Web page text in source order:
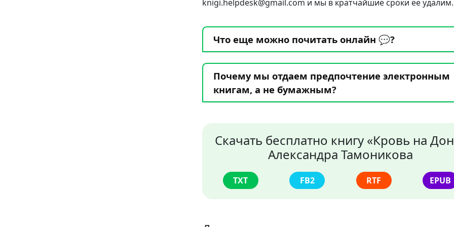
knigi.helpdesk@gmail.com и мы в кратчайшие сроки ее удалим.
Что еще можно почитать онлайн 💬?
Почему мы отдаем предпочтение электронным
книгам, а не бумажным?
Скачать бесплатно книгу «Кровь на
Александра Тамоникова
TXT FB2 RTF EPUB